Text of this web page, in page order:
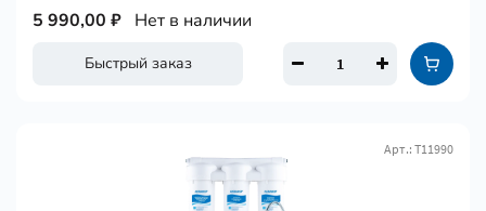
Быстрый заказ
5 990,00 ₽ Нет в наличии
Арт.: Т11990